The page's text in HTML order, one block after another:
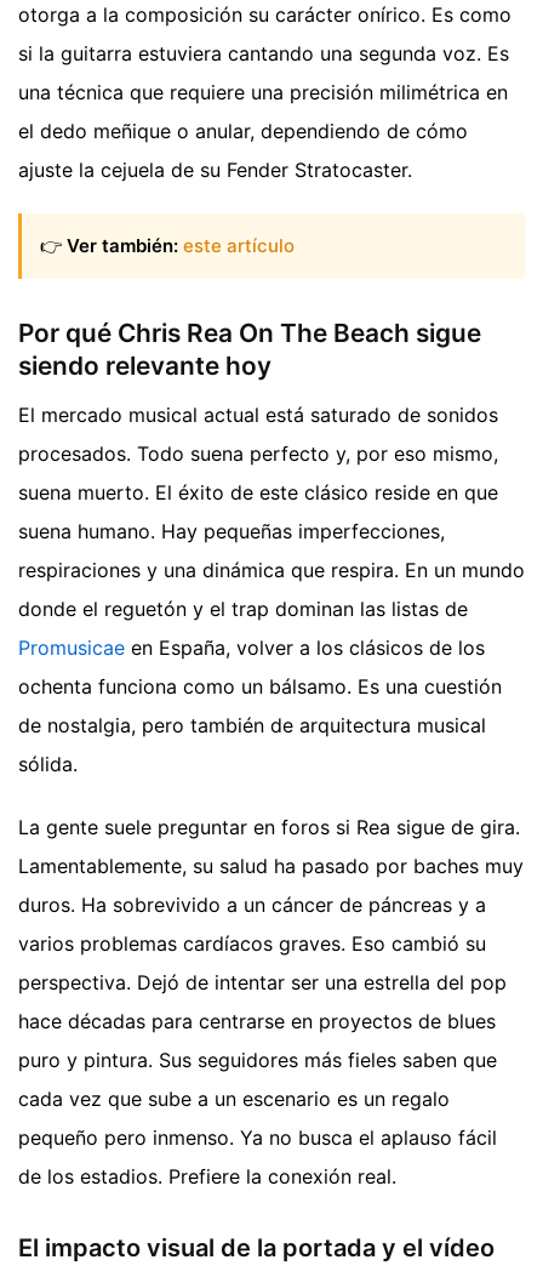
otorga a la composición su carácter onírico. Es como
si la guitarra estuviera cantando una segunda voz. Es
una técnica que requiere una precisión milimétrica en
el dedo meñique o anular, dependiendo de cómo
ajuste la cejuela de su Fender Stratocaster.
👉 Ver también: este artículo
Por qué Chris Rea On The Beach sigue
siendo relevante hoy
El mercado musical actual está saturado de sonidos
procesados. Todo suena perfecto y, por eso mismo,
suena muerto. El éxito de este clásico reside en que
suena humano. Hay pequeñas imperfecciones,
respiraciones y una dinámica que respira. En un mundo
donde el reguetón y el trap dominan las listas de
Promusicae en España, volver a los clásicos de los
ochenta funciona como un bálsamo. Es una cuestión
de nostalgia, pero también de arquitectura musical
sólida.
La gente suele preguntar en foros si Rea sigue de gira.
Lamentablemente, su salud ha pasado por baches muy
duros. Ha sobrevivido a un cáncer de páncreas y a
varios problemas cardíacos graves. Eso cambió su
perspectiva. Dejó de intentar ser una estrella del pop
hace décadas para centrarse en proyectos de blues
puro y pintura. Sus seguidores más fieles saben que
cada vez que sube a un escenario es un regalo
pequeño pero inmenso. Ya no busca el aplauso fácil
de los estadios. Prefiere la conexión real.
El impacto visual de la portada y el vídeo